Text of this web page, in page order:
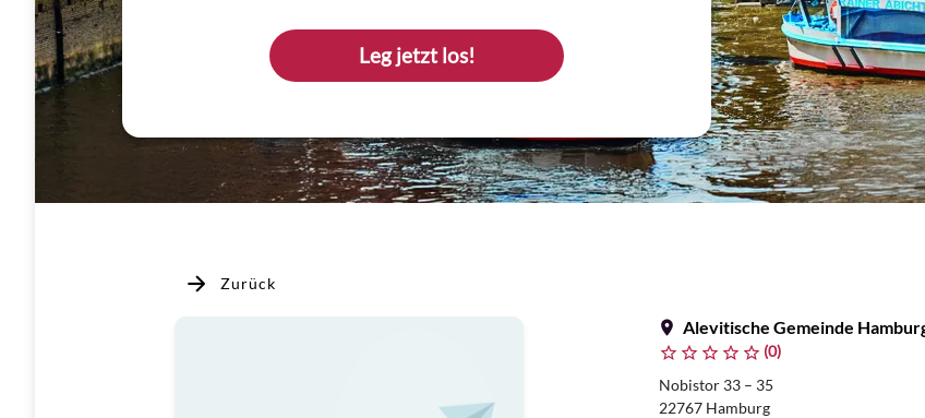
Leg jetzt los!
Zurück
Alevitische Gemeinde
(0)
Nobistor 33 – 35
22767 Hamburg